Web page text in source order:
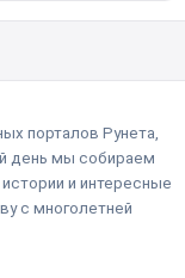
порталов Рунета,
день мы собираем
и интересные
с многолетней